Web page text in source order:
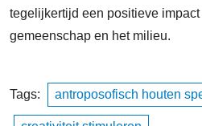
tegelijkertijd een positieve
gemeenschap en het milieu.
Tags: antroposofisch houten